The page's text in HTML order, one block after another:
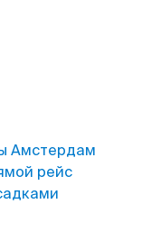
Амстердам
рейс